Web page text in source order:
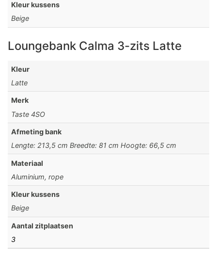
Kleur kussens
Beige
Loungebank Calma 3-zits Latte
Kleur
Latte
Merk
Taste 4SO
Afmeting bank
Lengte: 213,5 cm Breedte: 81 cm Hoogte: 66,5 cm
Materiaal
Aluminium, rope
Kleur kussens
Beige
Aantal zitplaatsen
3